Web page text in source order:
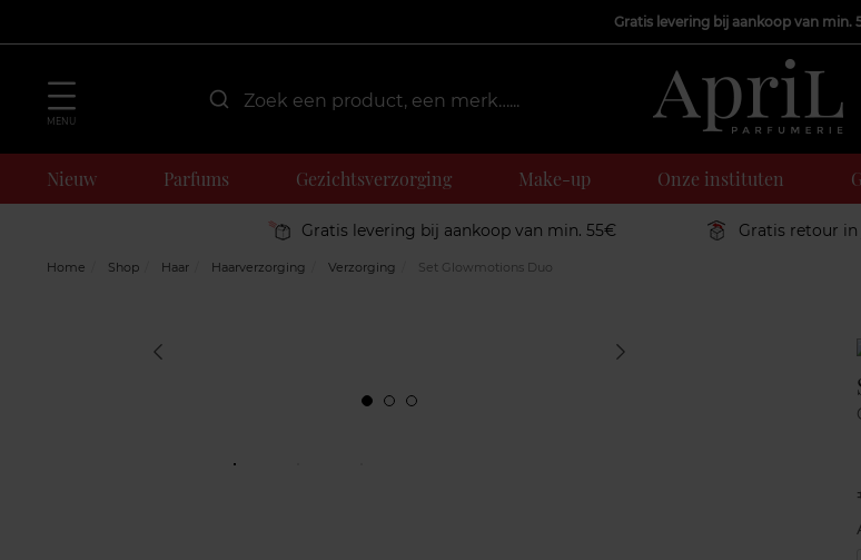
Gratis levering bij aankoop van min.
MENU
Nieuw Parfums Gezichtsverzorging Make-up Onze instituten
Gratis levering bij aankoop van min. 55€ Gratis retour
Home Shop Haar Haarverzorging Verzorging Set Glowmotions Duo